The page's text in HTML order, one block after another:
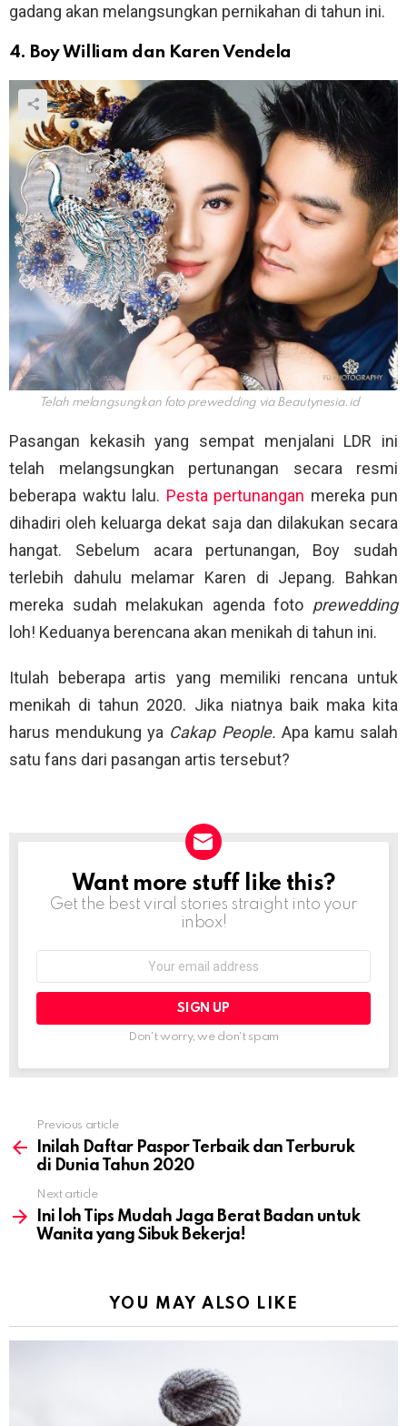
gadang akan melangsungkan pernikahan di tahun ini.
4. Boy William dan Karen Vendela
Telah melangsungkan foto prewedding viaBeautynesia.id
Pasangan kekasih yang sempat menjalani LDR ini
telah melangsungkan pertunangan secara resmi
beberapa waktu lalu. Pesta pertunangan mereka pun
dihadiri oleh keluarga dekat saja dan dilakukan secara
hangat. Sebelum acara pertunangan, Boy sudah
terlebih dahulu melamar Karen di Jepang. Bahkan
mereka sudah melakukan agenda foto prewedding
loh! Keduanya berencana akan menikah di tahun ini.
Itulah beberapa artis yang memiliki rencana untuk
menikah di tahun 2020. Jika niatnya baik maka kita
harus mendukung ya Cakap People. Apa kamu salah
satu fans dari pasangan artis tersebut?
NEWSLETTER
Want more stuff like this?
Get the best viral stories straight into your
inbox!
Don't worry, we don't spam
more
Previous article
Inilah Daftar Paspor Terbaik dan Terburuk
di Dunia Tahun 2020
Next article
Ini loh Tips Mudah Jaga Berat Badan untuk
Wanita yang Sibuk Bekerja!
YOU MAY ALSO LIKE